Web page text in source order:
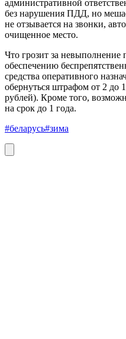
административной
без нарушения ПДД, но
не отзывается на звонки,
очищенное место.
Что грозит за
обеспечению
средства оперативного
обернуться штрафом от 2 до
рублей). Кроме того,
на срок до 1 года.
#беларусь#зима